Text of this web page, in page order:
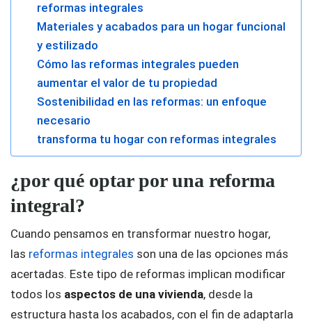
reformas integrales
Materiales y acabados para un hogar funcional
y estilizado
Cómo las reformas integrales pueden
aumentar el valor de tu propiedad
Sostenibilidad en las reformas: un enfoque
necesario
transforma tu hogar con reformas integrales
¿por qué optar por una reforma
integral?
Cuando pensamos en transformar nuestro hogar,
las reformas integrales son una de las opciones más
acertadas. Este tipo de reformas implican modificar
todos los aspectos de una vivienda, desde la
estructura hasta los acabados, con el fin de adaptarla